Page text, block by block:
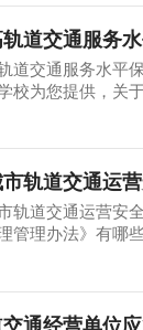
所帮助，请阅读
障措施
道交通服务
道交通服务水平
校为您提供，关
，请阅读提高轨
市轨道交通运营安
管理办法》有哪
通经营单位